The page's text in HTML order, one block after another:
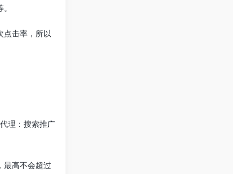
点击率，所以
理：搜索推广
最高不会超过